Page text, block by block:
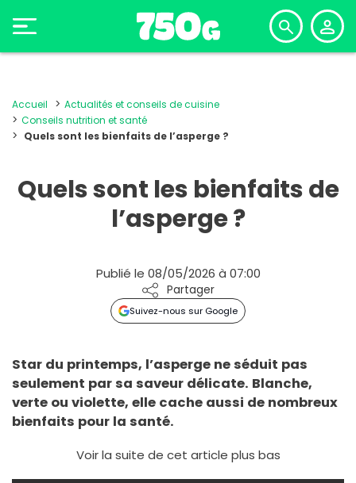
Accueil
Actualités et conseils de cuisine
Conseils nutrition et santé
Quels sont les bienfaits de l’asperge ?
Quels sont les bienfaits de
l’asperge ?
Publié le 08/05/2026 à 07:00
Partager
Suivez-nous sur Google
Star du printemps, l’asperge ne séduit pas
seulement par sa saveur délicate. Blanche,
verte ou violette, elle cache aussi de nombreux
bienfaits pour la santé.
Voir la suite de cet article plus bas